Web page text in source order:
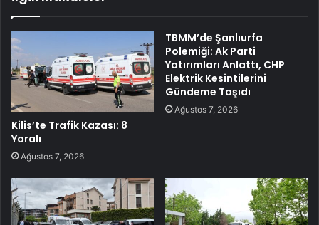
Kilis’te Trafik Kazası: 8
Yaralı
Ağustos 7, 2026
TBMM’de Şanlıurfa
Polemiği: Ak Parti
Yatırımları Anlattı, CHP
Elektrik Kesintilerini
Gündeme Taşıdı
Ağustos 7, 2026